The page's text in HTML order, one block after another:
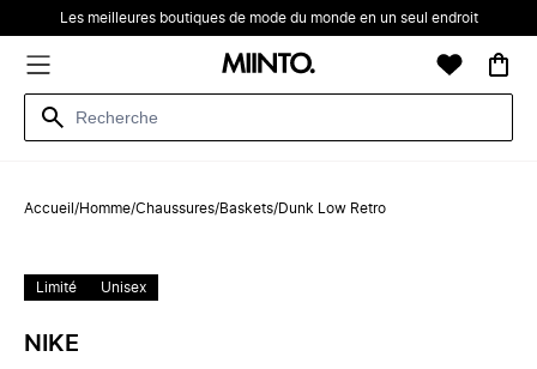
Les meilleures boutiques de mode du monde en un seul endroit
Accueil /Homme/Chaussures/Baskets/Dunk Low Retro
Limité Unisex
NIKE